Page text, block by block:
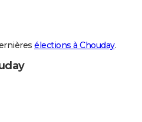
élections à Chouday.